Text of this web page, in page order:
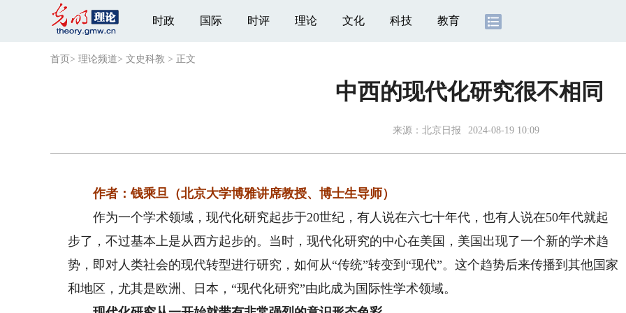
时政 国际 时评 理论 文化 科技 教育
首页 > 理论频道> 文史科教 > 正文
中西的现代化研究很不相同
来源： 北京日报 2024-08-19 10:09
作者：钱乘旦（北京大学博雅讲席教授、博士生导师）
作为一个学术领域，现代化研究起步于20世纪，有人说在六七十年代，也有人说在50年代就起
步了，不过基本上是从西方起步的。当时，现代化研究的中心在美国，美国出现了一个新的学术趋
势，即对人类社会的现代转型进行研究，如何从“传统”转变到“现代”。这个趋势后来传播到其他国家
和地区，尤其是欧洲、日本，“现代化研究”由此成为国际性学术领域。